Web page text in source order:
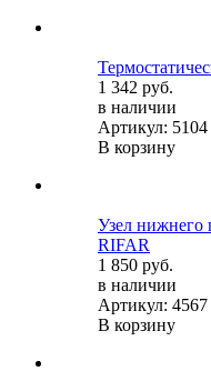
1 342 руб.
в наличии
Артикул: 5104
В корзину
Узел нижнего
RIFAR
1 850 руб.
в наличии
Артикул: 4567
В корзину